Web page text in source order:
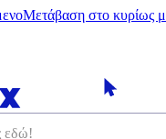
Μετάβαση στο κυρίως